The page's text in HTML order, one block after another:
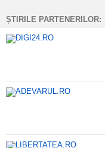
ȘTIRILE PARTENERILOR: